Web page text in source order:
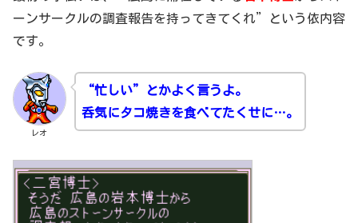
ーンサークルの調査報告を持ってきてくれ”という依内容
です。
レオ
“忙しい”とかよく 言うよ。
呑気にタコ焼きを食べてたくせに…。